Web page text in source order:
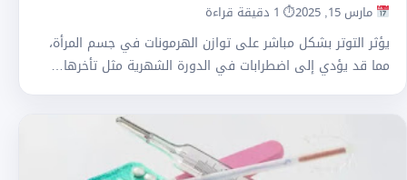
مارس 15, 2025 ⏱ 1 دقيقة قراءة
يؤثر التوتر بشكل مباشر على توازن الهرمونات في جسم المرأة،
مما قد يؤدي إلى اضطرابات في الدورة الشهرية مثل تأخرها…